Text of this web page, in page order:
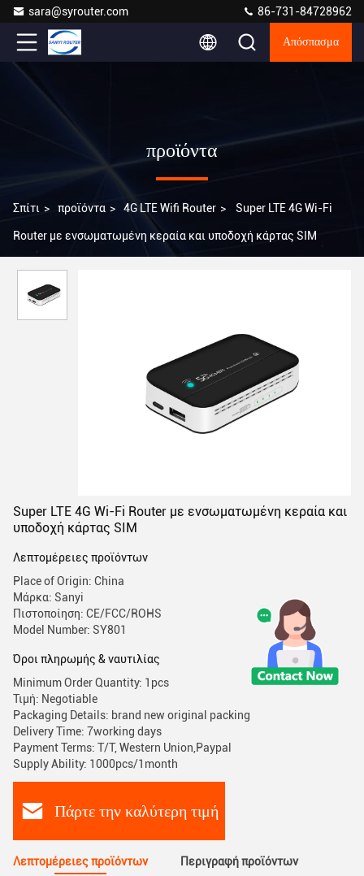
sara@syrouter.com 86-731-84728962
Απόσπασμα
προϊόντα
Σπίτι > προϊόντα > 4G LTE Wifi Router > Super LTE 4G Wi-Fi
Router με ενσωματωμένη κεραία και υποδοχή κάρτας SIM
Super LTE 4G Wi-Fi Router με ενσωματωμένη κεραία και
υποδοχή κάρτας SIM
Λεπτομέρειες προϊόντων
Place of Origin: China
Μάρκα: Sanyi
Πιστοποίηση: CE/FCC/ROHS
Model Number: SY801
Όροι πληρωμής & ναυτιλίας
Minimum Order Quantity: 1pcs
Τιμή: Negotiable
Packaging Details: brand new original packing
Delivery Time: 7working days
Payment Terms: T/T, Western Union,Paypal
Supply Ability: 1000pcs/1month
Πάρτε την καλύτερη τιμή
Λεπτομέρειες προϊόντων Περιγραφή προϊόντων